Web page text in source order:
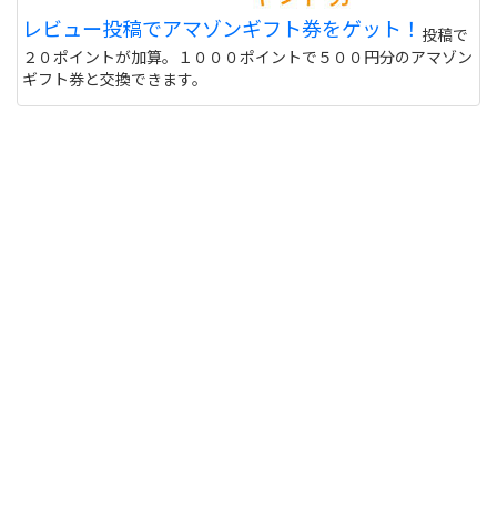
偽物うってるとこもあるので 海外のサイトって注意
しないと危ない 個人輸入とかしてオクで偽物うって
る人もいるけど
サイトを見る
レビュー投稿でアマゾンギフト券をゲット！ 投稿で
２０ポイントが加算。１０００ポイントで５００円分のアマゾン
ギフト券と交換できます。